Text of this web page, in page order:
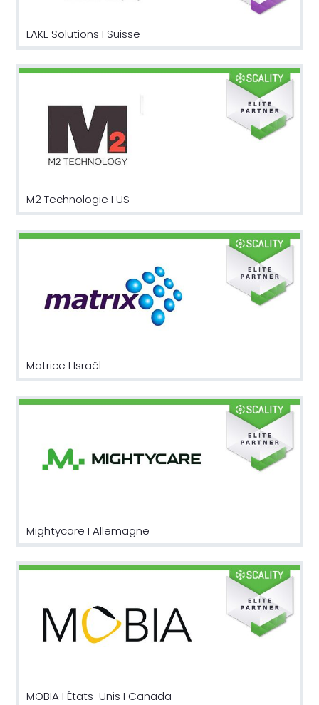
LAKE Solutions I Suisse
M2 Technologie I US
Matrice I Israël
Mightycare I Allemagne
MOBIA I États-Unis I Canada